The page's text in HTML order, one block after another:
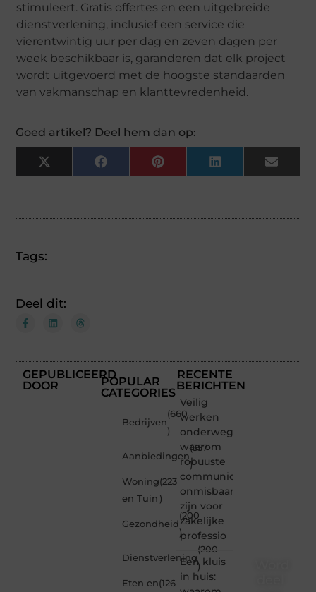
stimuleert. Gratis offertes en een uitgebreide
dienstverlening, inclusief een service die
vierentwintig uur per dag en zeven dagen per
week beschikbaar is, garanderen dat elk project
wordt uitgevoerd met de hoogste standaarden
van vakmanschap en klanttevredenheid.
Goed artikel? Deel hem dan op:
X
(Twitter)
FacebookPinterestLinkedInEmail
Tags:
Deel dit:
GEPUBLICEERD
DOOR
POPULAR
CATEGORIES
Bedrijven
(660
)
Aanbiedingen
(357
)
Woning
en Tuin
(223
)
Gezondheid
(200
)
Dienstverlening
(200
)
Eten en(126
RECENTE
BERICHTEN
Veilig
werken
onderweg:
waarom
robuuste
communicatiemiddelen
onmisbaar
zijn voor
zakelijke
professio
Een kluis
in huis: